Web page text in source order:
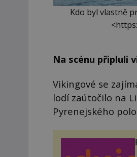
Kdo byl vlastně
Na scénu připluli
Vikingové se
lodí zaútočilo na
Pyrenejského